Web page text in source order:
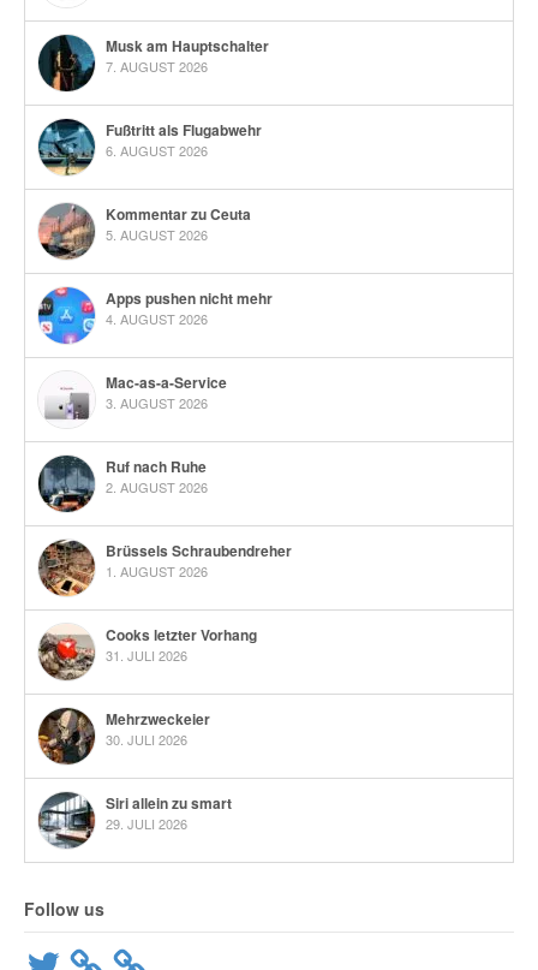
Musk am Hauptschalter
7. AUGUST 2026
Fußtritt als Flugabwehr
6. AUGUST 2026
Kommentar zu Ceuta
5. AUGUST 2026
Apps pushen nicht mehr
4. AUGUST 2026
Mac-as-a-Service
3. AUGUST 2026
Ruf nach Ruhe
2. AUGUST 2026
Brüssels Schraubendreher
1. AUGUST 2026
Cooks letzter Vorhang
31. JULI 2026
Mehrzweckeier
30. JULI 2026
Siri allein zu smart
29. JULI 2026
Follow us
Twitter